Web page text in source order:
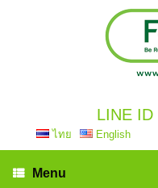
LINE ID
ไทย English
Menu